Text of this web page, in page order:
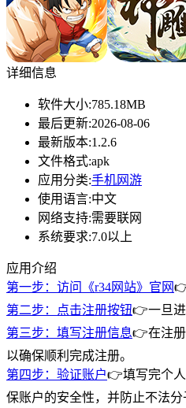
详细信息
软件大小:785.18MB
最后更新:2026-08-06
最新版本:1.2.6
文件格式:apk
应用分类:手机网游
使用语言:中文
网络支持:需要联网
系统要求:7.0以上
应用介绍
第一步：访问《r34网站》官网
第二步：点击注册按钮👉一旦进
第三步：填写注册信息👉在注册
以确保顺利完成注册。
第四步：验证账户👉填写完个
保账户的安全性，并防止不法分